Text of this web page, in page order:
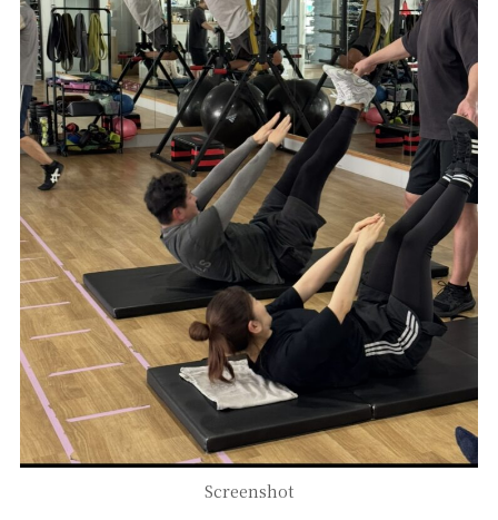
Screenshot